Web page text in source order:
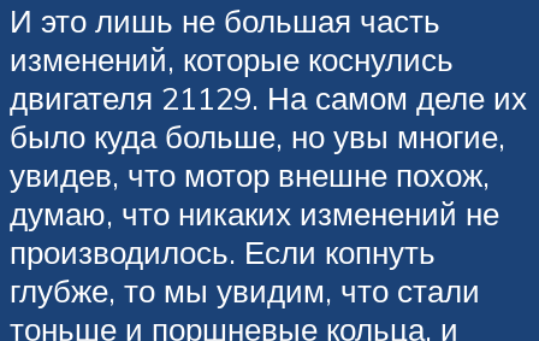
И это лишь не большая часть
изменений, которые коснулись
двигателя 21129. На самом деле их
было куда больше, но увы многие,
увидев, что мотор внешне похож,
думаю, что никаких изменений не
производилось. Если копнуть
глубже, то мы увидим, что стали
тоньше и поршневые кольца, и